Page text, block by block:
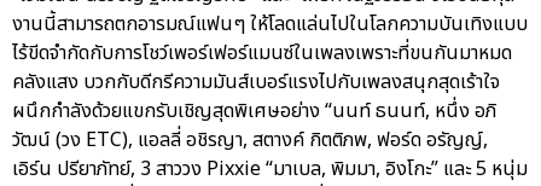
งานนี้สามารถตกอารมณ์แฟนๆ ให้โลดแล่นไปในโลกความบันเทิงแบบ
ไร้ขีดจำกัดกับการโชว์เพอร์เฟอร์แมนซ์ในเพลงเพราะที่ขนกันมาหมด
คลังแสง บวกกับดีกรีความมันส์เบอร์แรงไปกับเพลงสนุกสุดเร้าใจ
ผนึกกำลังด้วยแขกรับเชิญสุดพิเศษอย่าง “นนท์ ธนนท์, หนึ่ง อภิ
วัฒน์ (วง ETC), แอลลี่ อชิรญา, สตางค์ กิตติภพ, ฟอร์ด อรัญญ์,
เอิร์น ปรียาภัทย์, 3 สาววง Pixxie “มาเบล, พิมมา, อิงโกะ” และ 5 หนุ่ม